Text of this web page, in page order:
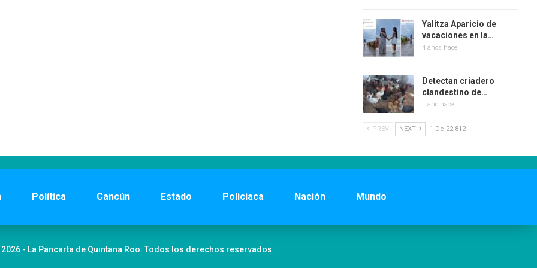
Yalitza Aparicio de
vacaciones en la…
4 años hace
Detectan criadero
clandestino de…
1 año hace
PREV NEXT 1 De 22,812
Política Cancún Estado Policiaca Nación Mundo
- La Pancarta de Quintana Roo. Todos los derechos reservados.